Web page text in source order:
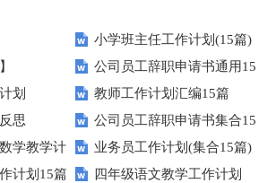
小学班主任工作计划(15篇)
公司员工辞职申请书通用15
篇
划
教师工作计划汇编15篇
思
公司员工辞职申请书集合15
篇
学教学计
业务员工作计划(集合15篇)
计划15篇
四年级语文教学工作计划